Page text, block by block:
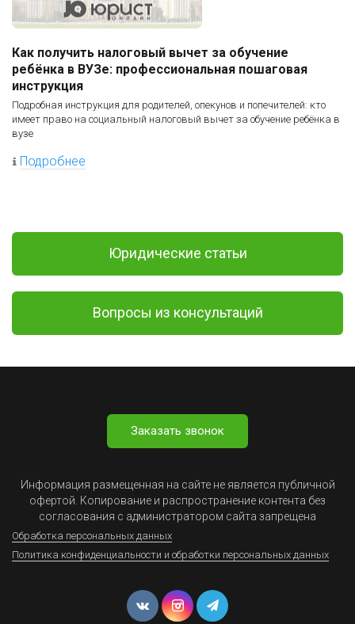
Как получить налоговый вычет за обучение
ребёнка в ВУЗе: профессиональная пошаговая
инструкция
Подробная инструкция для родителей, опекунов и попечителей: кто
имеет право на социальный налоговый вычет за обучение ребёнка в
вузе
Подробнее
Юридические статьи
Вопросы из консультаций
Заказать звонок
Информация размещенная на сайте не является публичной
офертой. Копирование и распространение контента без
согласования с администратором сайта запрещена
Обработка персональных данных
Политика конфиденциальности и обработки персональных данных